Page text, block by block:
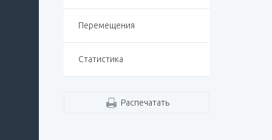
Перемещения
Статистика
Распечатать